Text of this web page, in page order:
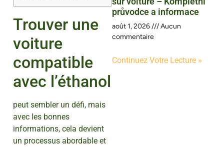
Trouver une
voiture
compatible
avec l’éthanol
peut sembler un défi, mais
avec les bonnes
informations, cela devient
un processus abordable et
průvodce a informace
août 1, 2026
Aucun
commentaire
Continuez Votre Lecture »